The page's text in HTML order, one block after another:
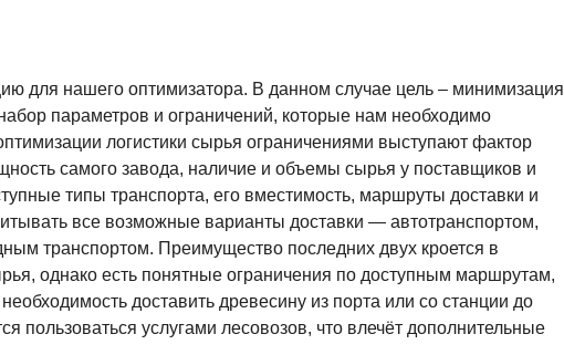
для нашего оптимизатора. В данном случае цель – минимизация
параметров и ограничений, которые нам необходимо
логистики сырья ограничениями выступают фактор
самого завода, наличие и объемы сырья у поставщиков и
типы транспорта, его вместимость, маршруты доставки и
все возможные варианты доставки — автотранспортом,
транспортом. Преимущество последних двух кроется в
однако есть понятные ограничения по доступным маршрутам,
доставить древесину из порта или со станции до
пользоваться услугами лесовозов, что влечёт дополнительные